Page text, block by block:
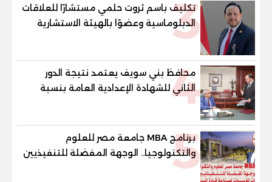
3
تكليف باسم ثروت حلمي مستشارًا للعلاقات
الدبلوماسية وعضوًا بالهيئة الاستشارية
العليا لمنظمة «جاد جمينت يوإن»
4
محافظ بني سويف يعتمد نتيجة الدور
الثاني للشهادة الإعدادية العامة بنسبة
والنور للمكفوفين
5
برنامج MBA جامعة مصر للعلوم
والتكنولوجيا.. الوجهة المفضلة للتنفيذيين
وقيادات المؤسسات لصناعة قادة